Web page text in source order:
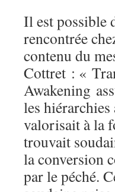
Il est possible
rencontrée
contenu du
Cottret : «
Awakening
les
valorisait à la
trouvait
la conversion
par le péché.